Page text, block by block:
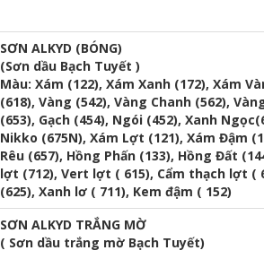
SƠN ALKYD (BÓNG)
(Sơn dầu Bạch Tuyết )
Màu: Xám (122), Xám Xanh (172), Xám
(618), Vàng (542), Vàng Chanh (562),
(653), Gạch (454), Ngói (452), Xanh
Nikko (675N), Xám Lợt (121), Xám Đậm
Rêu (657), Hồng Phấn (133), Hồng Đất
lợt (712), Vert lợt ( 615), Cẩm thạch lợt (
(625), Xanh lơ ( 711), Kem đậm ( 152)
SƠN ALKYD TRẮNG MỜ
( Sơn dầu trắng mờ Bạch Tuyết)